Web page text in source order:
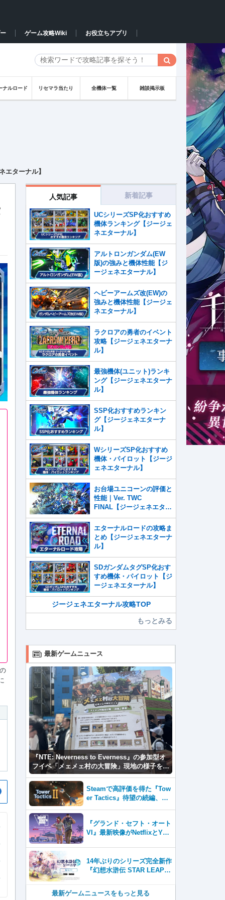
ゲーム攻略Wiki お役立ちアプリ
ナルロード リセマラ当たり 全機体一覧 雑談掲示板
エターナル】
人気記事 新着記事
UCシリーズSP化おすすめ
機体ランキング【ジージェ
ネエターナル】
アルトロンガンダム(EW
版)の強みと機体性能【ジ
ージェネエターナル】
ヘビーアームズ改(EW)の
強みと機体性能【ジージェ
ネエターナル】
ラクロアの勇者のイベント
攻略【ジージェネエターナ
ル】
最強機体(ユニット)ランキ
ング【ジージェネエターナ
ル】
SSP化おすすめランキン
グ【ジージェネエターナ
ル】
WシリーズSP化おすすめ
機体・パイロット【ジージ
ェネエターナル】
お台場ユニコーンの評価と
性能｜Ver. TWC
FINAL【ジージェネエター
ナル】
エターナルロードの攻略ま
とめ【ジージェネエターナ
ル】
SDガンダムタグSP化おす
すめ機体・パイロット【ジ
ージェネエターナル】
ジージェネエターナル攻略TOP
もっとみる
最新ゲームニュース
『NTE: Neverness to Everness』の参加型オ
フイベ「メェメェ村の大冒険」現地の様子をレ
ポ！ミニゲームやコスプレイヤー撮影など盛り
だくさん！
Steamで高評価を得た『Tow
er Tactics』待望の続編、『T
『グランド・セフト・オート
VI』最新映像がNetflixとYou
14年ぶりのシリーズ完全新作
『幻想水滸伝 STAR LEAP』
最新ゲームニュースをもっと見る